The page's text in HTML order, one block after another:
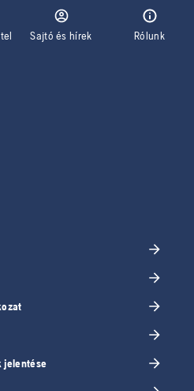
Sajtó és hírek Rólunk
jelentése